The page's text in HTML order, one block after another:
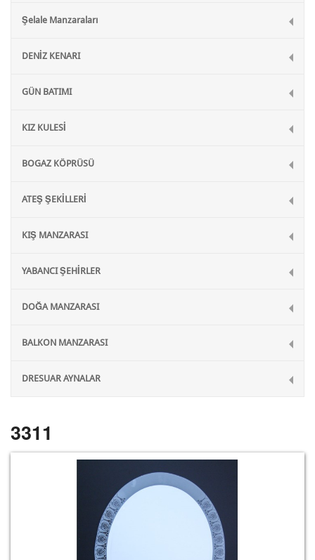
Şelale Manzaraları
DENİZ KENARI
GÜN BATIMI
KIZ KULESİ
BOGAZ KÖPRÜSÜ
ATEŞ ŞEKİLLERİ
KIŞ MANZARASI
YABANCI ŞEHİRLER
DOĞA MANZARASI
BALKON MANZARASI
DRESUAR AYNALAR
3311